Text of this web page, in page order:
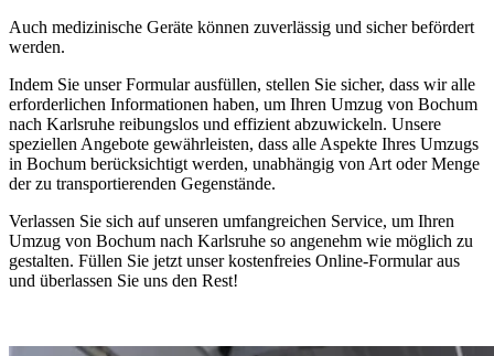
Auch medizinische Geräte können zuverlässig und sicher befördert
werden.
Indem Sie unser Formular ausfüllen, stellen Sie sicher, dass wir alle
erforderlichen Informationen haben, um Ihren Umzug von Bochum
nach Karlsruhe reibungslos und effizient abzuwickeln. Unsere
speziellen Angebote gewährleisten, dass alle Aspekte Ihres Umzugs
in Bochum berücksichtigt werden, unabhängig von Art oder Menge
der zu transportierenden Gegenstände.
Verlassen Sie sich auf unseren umfangreichen Service, um Ihren
Umzug von Bochum nach Karlsruhe so angenehm wie möglich zu
gestalten. Füllen Sie jetzt unser kostenfreies Online-Formular aus
und überlassen Sie uns den Rest!